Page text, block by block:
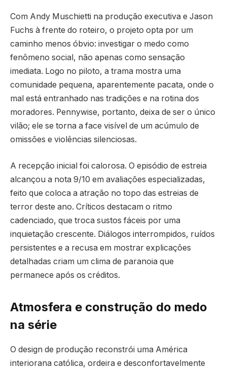
Com Andy Muschietti na produção executiva e Jason
Fuchs à frente do roteiro, o projeto opta por um
caminho menos óbvio: investigar o medo como
fenômeno social, não apenas como sensação
imediata. Logo no piloto, a trama mostra uma
comunidade pequena, aparentemente pacata, onde o
mal está entranhado nas tradições e na rotina dos
moradores. Pennywise, portanto, deixa de ser o único
vilão; ele se torna a face visível de um acúmulo de
omissões e violências silenciosas.
A recepção inicial foi calorosa. O episódio de estreia
alcançou a nota 9/10 em avaliações especializadas,
feito que coloca a atração no topo das estreias de
terror deste ano. Críticos destacam o ritmo
cadenciado, que troca sustos fáceis por uma
inquietação crescente. Diálogos interrompidos, ruídos
persistentes e a recusa em mostrar explicações
detalhadas criam um clima de paranoia que
permanece após os créditos.
Atmosfera e construção do medo
na série
O design de produção reconstrói uma América
interiorana católica, ordeira e desconfortavelmente